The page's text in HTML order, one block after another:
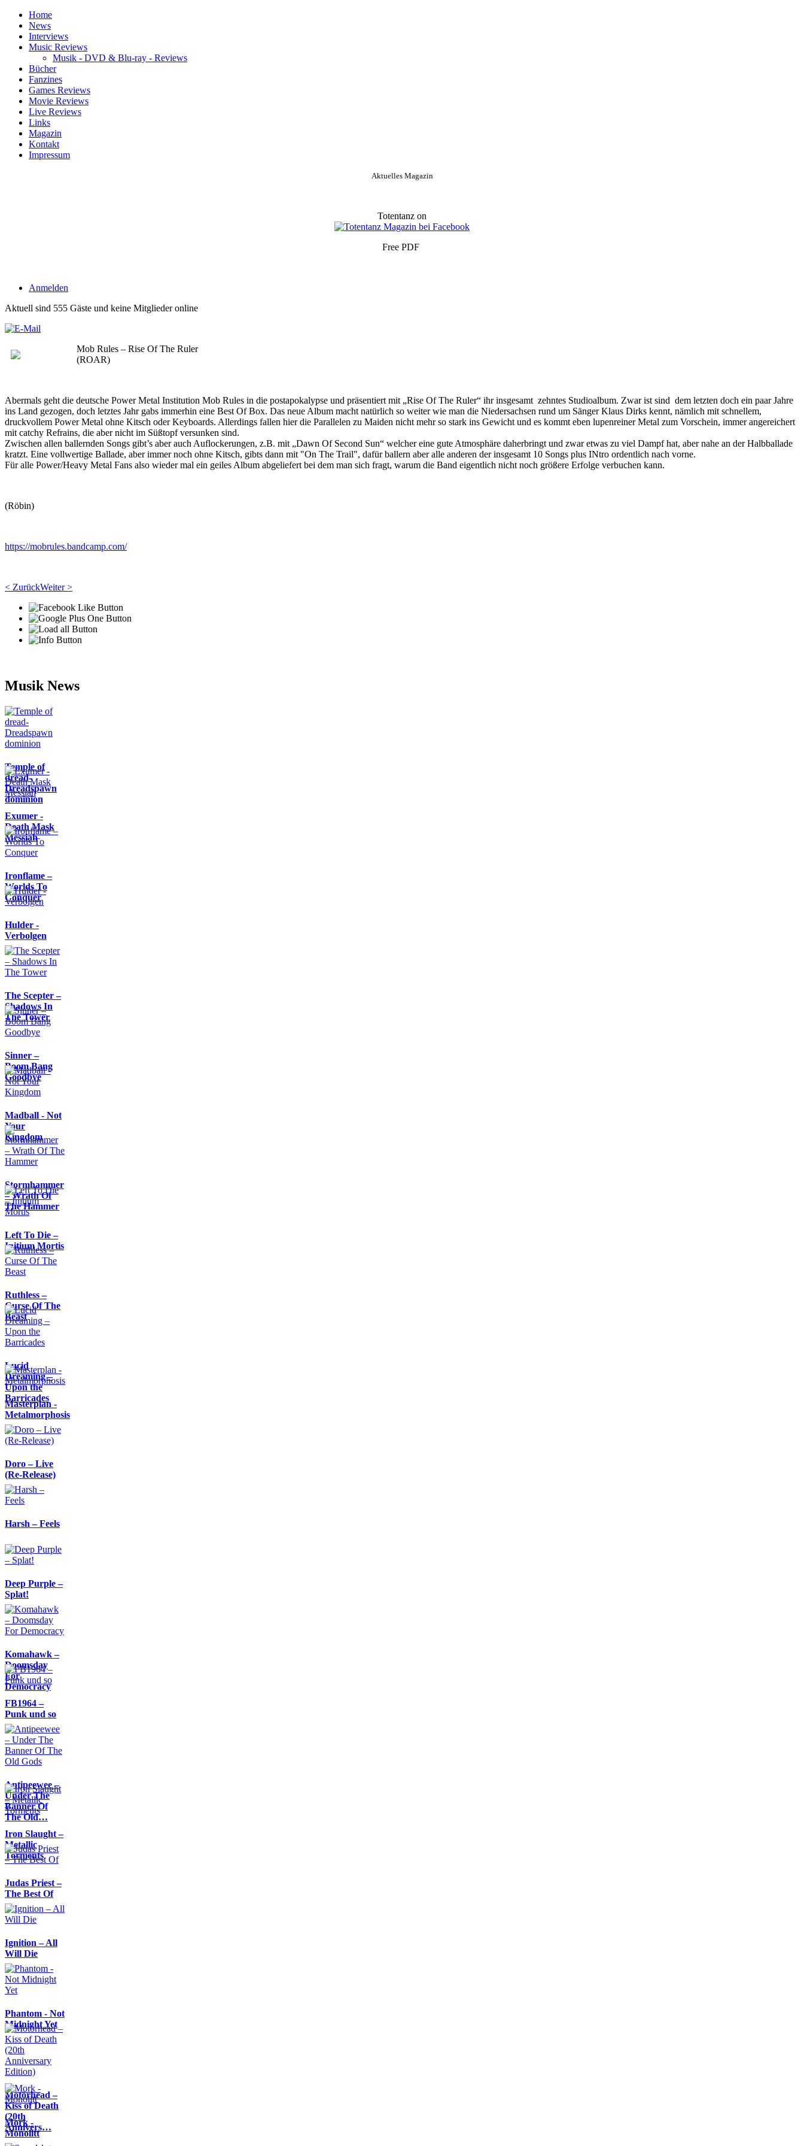
Home
News
Interviews
Music Reviews
Musik - DVD & Blu-ray - Reviews
Bücher
Fanzines
Games Reviews
Movie Reviews
Live Reviews
Links
Magazin
Kontakt
Impressum
Aktuelles Magazin
Totentanz on
Free PDF
Anmelden
Aktuell sind 555 Gäste und keine Mitglieder online
Mob Rules – Rise Of The Ruler
(ROAR)
Abermals geht die deutsche Power Metal Institution Mob Rules in die postapokalypse und präsentiert mit „Rise Of The Ruler“ ihr insgesamt zehntes Studioalbum. Zwar ist sind dem letzten doch ein paar Jahre
ins Land gezogen, doch letztes Jahr gabs immerhin eine Best Of Box. Das neue Album macht natürlich so weiter wie man die Niedersachsen rund um Sänger Klaus Dirks kennt, nämlich mit schnellem,
druckvollem Power Metal ohne Kitsch oder Keyboards. Allerdings fallen hier die Parallelen zu Maiden nicht mehr so stark ins Gewicht und es kommt eben lupenreiner Metal zum Vorschein, immer angereichert
mit catchy Refrains, die aber nicht im Süßtopf versunken sind.
Zwischen allen ballernden Songs gibt’s aber auch Auflockerungen, z.B. mit „Dawn Of Second Sun“ welcher eine gute Atmosphäre daherbringt und zwar etwas zu viel Dampf hat, aber nahe an der Halbballade
kratzt. Eine vollwertige Ballade, aber immer noch ohne Kitsch, gibts dann mit "On The Trail", dafür ballern aber alle anderen der insgesamt 10 Songs plus INtro ordentlich nach vorne.
Für alle Power/Heavy Metal Fans also wieder mal ein geiles Album abgeliefert bei dem man sich fragt, warum die Band eigentlich nicht noch größere Erfolge verbuchen kann.
(Röbin)
https://mobrules.bandcamp.com/
< ZurückWeiter >
Musik News
Temple of
dread-
Dreadspawn
dominion
Exumer -
Death Mask
Messiah
Ironflame –
Worlds To
Conquer
Hulder -
Verbolgen
The Scepter –
Shadows In
The Tower
Sinner –
Boom Bang
Goodbye
Madball - Not
Your
Kingdom
Stormhammer
– Wrath Of
The Hammer
Left To Die –
Initium Mortis
Ruthless –
Curse Of The
Beast
Lucid
Dreaming –
Upon the
Barricades
Masterplan -
Metalmorphosis
Doro – Live
(Re-Release)
Harsh – Feels
Deep Purple –
Splat!
Komahawk –
Doomsday
For
Democracy
FB1964 –
Punk und so
Antipeewee –
Under The
Banner Of
The Old…
Iron Slaught –
Metallic
Torments
Judas Priest –
The Best Of
Ignition – All
Will Die
Phantom - Not
Midnight Yet
Motörhead –
Kiss of Death
(20th
Annivers…
Mork -
Monolitt